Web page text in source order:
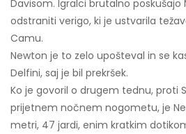
Davisom. Igralci brutalno
odstraniti verigo, ki je ustvarila
Camu.
Newton je to zelo upošteval in se
Delfini, saj je bil prekršek.
Ko je govoril o drugem tednu, proti
prijetnem nočnem nogometu, je
metri, 47 jardi, enim kratkim